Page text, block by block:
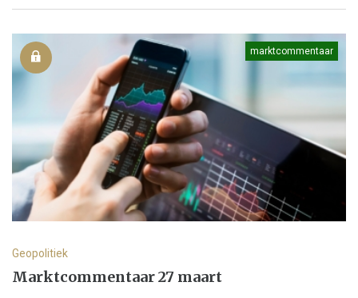
marktcommentaar
Geopolitiek
Marktcommentaar 27 maart